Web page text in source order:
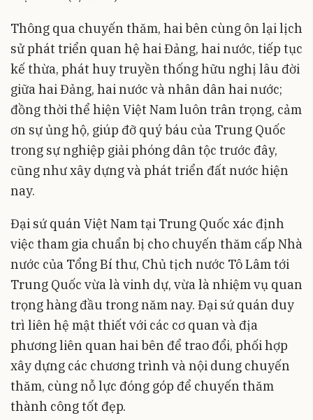
Thông qua chuyến thăm, hai bên cùng ôn lại lịch
sử phát triển quan hệ hai Đảng, hai nước, tiếp tục
kế thừa, phát huy truyền thống hữu nghị lâu đời
giữa hai Đảng, hai nước và nhân dân hai nước;
đồng thời thể hiện Việt Nam luôn trân trọng, cảm
ơn sự ủng hộ, giúp đỡ quý báu của Trung Quốc
trong sự nghiệp giải phóng dân tộc trước đây,
cũng như xây dựng và phát triển đất nước hiện
nay.
Đại sứ quán Việt Nam tại Trung Quốc xác định
việc tham gia chuẩn bị cho chuyến thăm cấp Nhà
nước của Tổng Bí thư, Chủ tịch nước Tô Lâm tới
Trung Quốc vừa là vinh dự, vừa là nhiệm vụ quan
trọng hàng đầu trong năm nay. Đại sứ quán duy
trì liên hệ mật thiết với các cơ quan và địa
phương liên quan hai bên để trao đổi, phối hợp
xây dựng các chương trình và nội dung chuyến
thăm, cùng nỗ lực đóng góp để chuyến thăm
thành công tốt đẹp.